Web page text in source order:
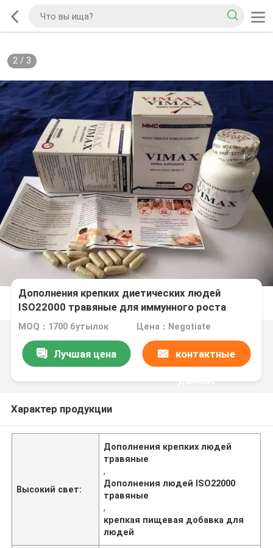
2/ 3
Дополнения крепких диетических людей
ISO22000 травяные для иммунного роста
энергии
MOQ：1700 бутылок Цена：Negotiate
Лучшая цена контактные
данные
Характер продукции
Высокий свет:
Дополнения крепких людей
травяные
,
Дополнения людей ISO22000
травяные
,
крепкая пищевая добавка для
людей